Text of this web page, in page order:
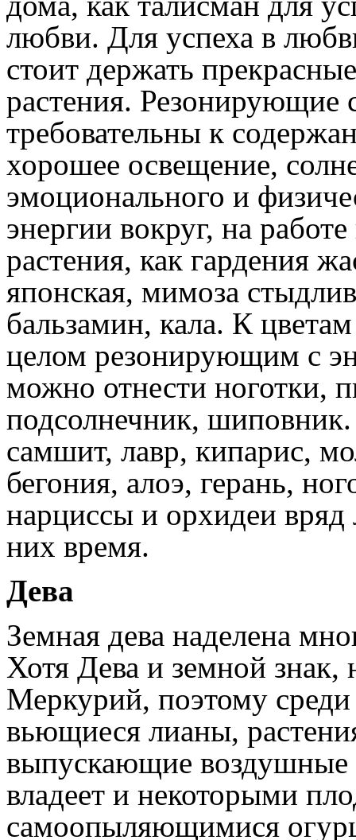
любви. Для успеха в
стоит держать
растения. Резонирующие
требовательны к
хорошее освещение,
эмоционального и
энергии вокруг, на
растения, как гардения
японская, мимоза
бальзамин, кала. К
целом резонирующим с
можно отнести ноготки,
подсолнечник,
самшит, лавр, кипарис,
бегония, алоэ, герань,
нарциссы и орхидеи вряд
них время.
Дева
Земная дева наделена
Хотя Дева и земной
Меркурий, поэтому среди
вьющиеся лианы,
выпускающие воздушные
владеет и некоторыми
самоопыляющимися